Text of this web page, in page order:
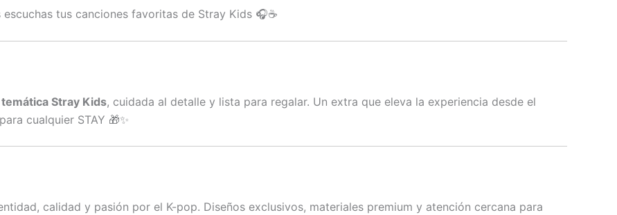
tus canciones favoritas de Stray Kids 🎧☕
Stray Kids, cuidada al detalle y lista para regalar. Un extra que eleva la experiencia desde el
cualquier STAY 🎁✨
calidad y pasión por el K-pop. Diseños exclusivos, materiales premium y atención cercana para